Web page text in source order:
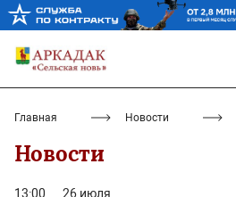
Главная Новости
Новости
13:00 26 июля